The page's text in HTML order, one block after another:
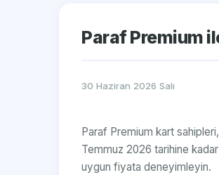
Paraf Premium
30 Haziran 2026 Salı
Paraf Premium kart
Temmuz 2026 tarihine
uygun fiyata deneyimleyin.